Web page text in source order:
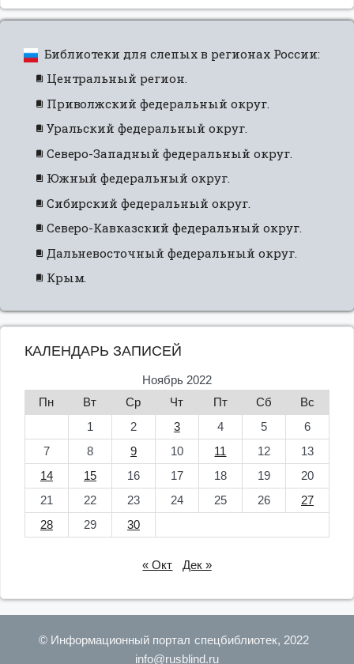
Библиотеки для слепых в регионах России:
Центральный регион.
Приволжский федеральный округ.
Уральский федеральный округ.
Северо-Западный федеральный округ.
Южный федеральный округ.
Сибирский федеральный округ.
Северо-Кавказский федеральный округ.
Дальневосточный федеральный округ.
Крым.
КАЛЕНДАРЬ ЗАПИСЕЙ
Ноябрь 2022
Пн
Вт Ср Чт Пт Сб
Вс
1
2 3 4 5
6
7
8 9 10 11 12
13
14
15 16 17 18 19
20
21
22 23 24 25 26
27
28
29 30
« Окт Дек »
© Информационный портал спецбиблиотек, 2022
info@rusblind.ru